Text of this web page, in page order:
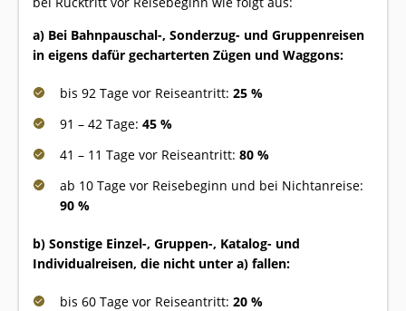
a) Bei Bahnpauschal-, Sonderzug- und Gruppenreisen
in eigens dafür gecharterten Zügen und Waggons:
bis 92 Tage vor Reiseantritt: 25 %
91 – 42 Tage: 45 %
41 – 11 Tage vor Reiseantritt: 80 %
ab 10 Tage vor Reisebeginn und bei Nichtanreise:
90 %
b) Sonstige Einzel-, Gruppen-, Katalog- und
Individualreisen, die nicht unter a) fallen:
bis 60 Tage vor Reiseantritt: 20 %